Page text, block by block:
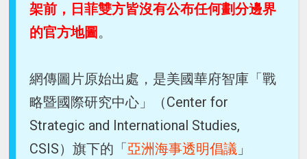
架前，日菲雙方皆沒有公布任何劃分邊界
的官方地圖 。
網傳圖片原始出處，是美國華府智庫「戰
略暨國際研究中心」（Center for
Strategic and International Studies,
CSIS）旗下的「亞洲海事透明倡議 」